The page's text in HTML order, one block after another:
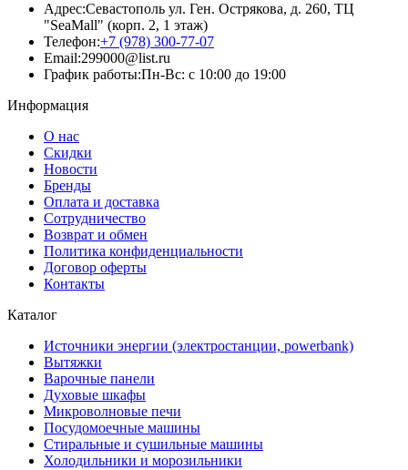
Адрес:Севастополь ул. Ген. Острякова, д. 260, ТЦ
"SeaMall" (корп. 2, 1 этаж)
Телефон:+7 (978) 300-77-07
Email:299000@list.ru
График работы:Пн-Вс: с 10:00 до 19:00
Информация
О нас
Скидки
Новости
Бренды
Оплата и доставка
Сотрудничество
Возврат и обмен
Политика конфиденциальности
Договор оферты
Контакты
Каталог
Источники энергии (электростанции, powerbank)
Вытяжки
Варочные панели
Духовые шкафы
Микроволновые печи
Посудомоечные машины
Стиральные и сушильные машины
Холодильники и морозильники